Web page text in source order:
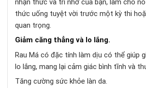
nhận thức và trí nhớ của bạn, làm cho
thức uống tuyệt vời trước một kỳ thi
quan trọng.
Giảm căng thẳng và lo lắng.
Rau Má có đặc tính làm dịu có thể giúp
lo lắng, mang lại cảm giác bình tĩnh và
Tăng cường sức khỏe làn da.